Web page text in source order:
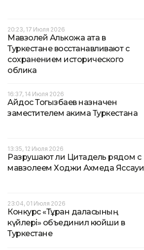
20:23, 17 Июля 2026
Мавзолей Алькожа ата в
Туркестане восстанавливают с
сохранением исторического
облика
16:37, 14 Июля 2026
Айдос Тогызбаев назначен
заместителем акима Туркестана
13:35, 12 Июля 2026
Разрушают ли Цитадель рядом с
мавзолеем Ходжи Ахмеда Яссауи
23:04, 01 Июля 2026
Конкурс «Тұран даласының
күйлері» объединил кюйши в
Туркестане